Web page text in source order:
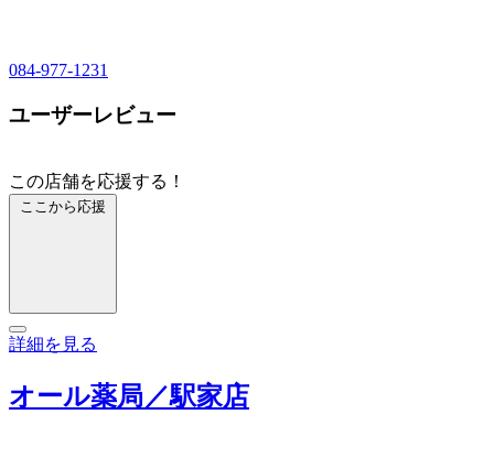
084-977-1231
ユーザーレビュー
この店舗を応援する！
ここから応援
詳細を見る
オール薬局／駅家店